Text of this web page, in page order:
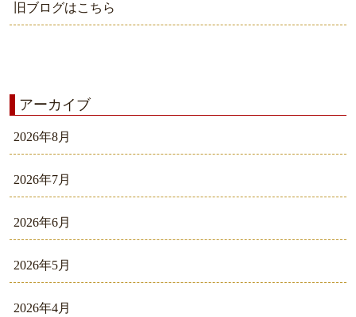
旧ブログはこちら
アーカイブ
2026年8月
2026年7月
2026年6月
2026年5月
2026年4月